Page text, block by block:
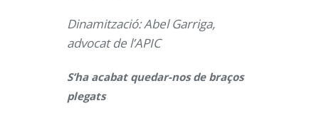
Dinamització: Abel Garriga,
advocat de l’APIC
S’ha acabat quedar-nos de braços
plegats